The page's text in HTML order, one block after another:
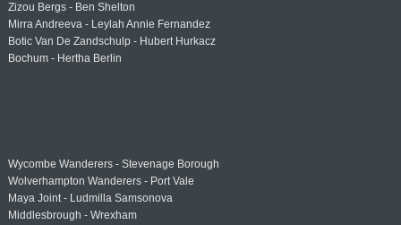
Zizou Bergs - Ben Shelton
Mirra Andreeva - Leylah Annie Fernandez
Botic Van De Zandschulp - Hubert Hurkacz
Bochum - Hertha Berlin
Wycombe Wanderers - Stevenage Borough
Wolverhampton Wanderers - Port Vale
Maya Joint - Ludmilla Samsonova
Middlesbrough - Wrexham